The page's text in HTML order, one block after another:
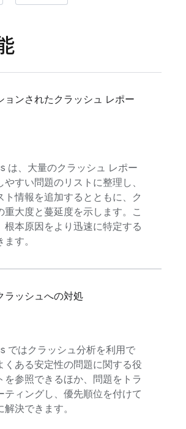
ョンされたクラッシュ レポー
は、大量のクラッシュ レポー
やすい問題のリストに整理し、
ト情報を追加するとともに、ク
重大度と蔓延度を示します。こ
根本原因をより迅速に特定する
す。
ラッシュへの対処
ではクラッシュ分析を利用で
くある安定性の問題に関する役
を参照できるほか、問題をトラ
ティングし、優先順位を付けて
決できます。